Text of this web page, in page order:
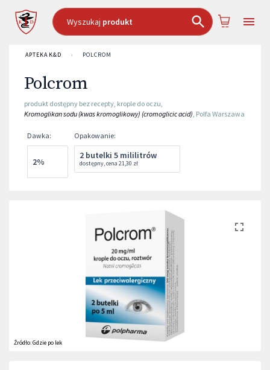
Wyszukaj produkt
APTEKA K&D › POLCROM
Polcrom
produkt dostępny bez recepty, krople do oczu,
Kromoglikan sodu (kwas kromoglikowy) (cromoglicic acid), Polfa Warszawa
Dawka:
2%
Opakowanie:
2 butelki 5 mililitrów
dostępny,cena 21,30 zł
Źródło:Gdzie po lek